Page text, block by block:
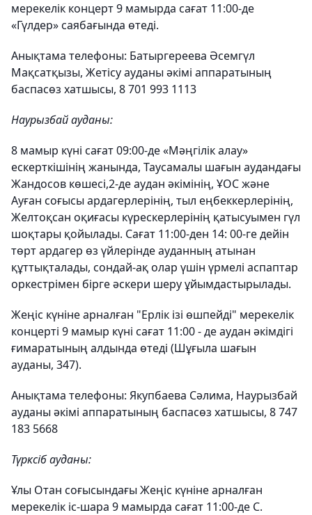
мерекелік концерт 9 мамырда сағат 11:00-де
«Гүлдер» саябағында өтеді.
Анықтама телефоны: Батыргереева Әсемгүл
Мақсатқызы, Жетісу ауданы әкімі аппаратының
баспасөз хатшысы, 8 701 993 1113
Наурызбай ауданы:
8 мамыр күні сағат 09:00-де «Мәңгілік алау»
ескерткішінің жанында, Таусамалы шағын аудандағы
Жандосов көшесі,2-де аудан әкімінің, ҰОС және
Ауған соғысы ардагерлерінің, тыл еңбеккерлерінің,
Желтоқсан оқиғасы күрескерлерінің қатысуымен гүл
шоқтары қойылады. Сағат 11:00-ден 14: 00-ге дейін
төрт ардагер өз үйлерінде ауданның атынан
құттықталады, сондай-ақ олар үшін үрмелі аспаптар
оркестрімен бірге әскери шеру ұйымдастырылады.
Жеңіс күніне арналған "Ерлік ізі өшпейді" мерекелік
концерті 9 мамыр күні сағат 11:00 - де аудан әкімдігі
ғимаратының алдында өтеді (Шұғыла шағын
ауданы, 347).
Анықтама телефоны: Якупбаева Сәлима, Наурызбай
ауданы әкімі аппаратының баспасөз хатшысы, 8 747
183 5668
Түрксіб ауданы:
Ұлы Отан соғысындағы Жеңіс күніне арналған
мерекелік іс-шара 9 мамырда сағат 11:00-де С.